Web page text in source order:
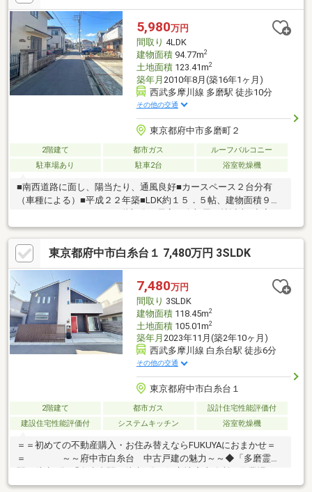
室内には専用のランドリースペースを設置。洗濯から乾燥まで一
か所でまとめて行え、家事効率が大幅にアップします。
5,980万円
間取り 4LDK
建物面積94.77m2
土地面積123.41m2
築年月 2010年8月(築16年1ヶ月)
西武多摩川線 多磨駅 徒歩10分
その他の交通
東京都府中市多磨町２
2階建て 都市ガス
ルーフバルコニー
駐車場あり
駐車2台 浴室乾燥機
■南西道路に面し、陽当たり、通風良好■カースペース２台分有
（車種による）■平成２２年築■LDK約１５．５帖、建物面積９
４．７７㎡（４LDK）■２階部分の居室は全部屋６帖以上■空家
東京都府中市白糸台１ 7,480万円 3SLDK
7,480万円
間取り 3SLDK
建物面積118.45m2
土地面積105.01m2
築年月 2023年11月(築2年10ヶ月)
西武多摩川線 白糸台駅 徒歩6分
その他の交通
東京都府中市白糸台１
2階建て 都市ガス
設計住宅性能評価付
建設住宅性能評価付
システムキッチン 浴室乾燥機
＝＝初めての不動産購入・お住み替えならFUKUYAにおまかせ＝
＝ ～～府中市白糸台 中古戸建の魅力～～◆「多磨霊園
て利用可能なスペース◆広々としたウォークインクローゼット・